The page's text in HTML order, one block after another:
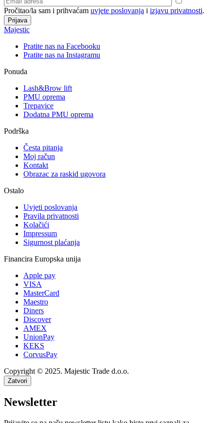
Pročitao/la sam i prihvaćam uvjete poslovanja i izjavu privatnosti.
Majestic
Pratite nas na Facebooku
Pratite nas na Instagramu
Ponuda
Lash&Brow lift
PMU oprema
Trepavice
Dodatna PMU oprema
Podrška
Česta pitanja
Moj račun
Kontakt
Obrazac za raskid ugovora
Ostalo
Uvjeti poslovanja
Pravila privatnosti
Kolačići
Impressum
Sigurnost plaćanja
Financira Europska unija
Apple pay
VISA
MasterCard
Maestro
Diners
Discover
AMEX
UnionPay
KEKS
CorvusPay
Copyright © 2025. Majestic Trade d.o.o.
Zatvori
Newsletter